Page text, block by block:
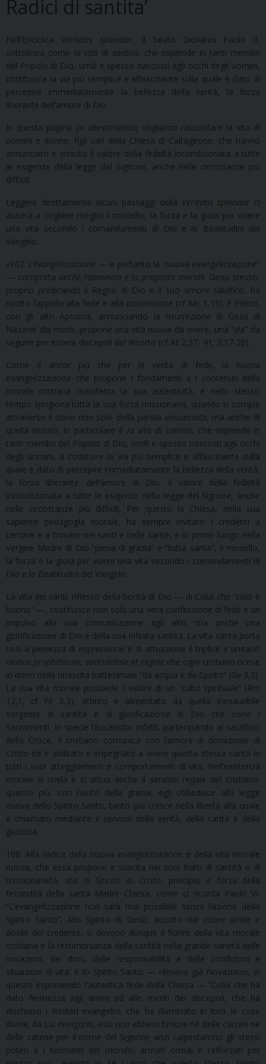
Radici di santita’
Nell’Enciclica Veritatis splendor , il beato Giovanni Paolo II,
sottolinea come la vita di santità, che risplende in tanti membri
del Popolo di Dio, umili e spesso nascosti agli occhi degli uomini,
costituisca la via più semplice e affascinante sulla quale è dato di
percepire immediatamente la bellezza della verità, la forza
liberante dell’amore di Dio.
In questa pagina (in allestimento) vogliamo raccontare la vita di
uomini e donne, figli cari della Chiesa di Caltagirone, che hanno
annunciato e vissuto il valore della fedeltà incondizionata a tutte
le esigenze della legge del Signore, anche nelle circostanze più
difficili.
Leggere direttamente alcuni passaggi della Veritatis splendor ci
aiuterà a cogliere meglio il modello, la forza e la gioia per vivere
una vita secondo i comandamenti di Dio e le Beatitudini del
Vangelo.
«107. L’evangelizzazione — e pertanto la “nuova evangelizzazione”
— comporta anche l’annuncio e la proposta morale . Gesù stesso,
proprio predicando il Regno di Dio e il suo amore salvifico, ha
rivolto l’appello alla fede e alla conversione (cf Mc 1,15). E Pietro,
con gli altri Apostoli, annunciando la risurrezione di Gesù di
Nazaret dai morti, propone una vita nuova da vivere, una “via” da
seguire per essere discepoli del Risorto (cf At 2,37- 41; 3,17-20).
Come e ancor più che per le verità di fede, la nuova
evangelizzazione che propone i fondamenti e i contenuti della
morale cristiana manifesta la sua autenticità, e nello stesso
tempo sprigiona tutta la sua forza missionaria, quando si compie
attraverso il dono non solo della parola annunciata, ma anche di
quella vissuta . In particolare è la vita di santità, che risplende in
tanti membri del Popolo di Dio, umili e spesso nascosti agli occhi
degli uomini, a costituire la via più semplice e affascinante sulla
quale è dato di percepire immediatamente la bellezza della verità,
la forza liberante dell’amore di Dio, il valore della fedeltà
incondizionata a tutte le esigenze della legge del Signore, anche
nelle circostanze più difficili. Per questo la Chiesa, nella sua
sapiente pedagogia morale, ha sempre invitato i credenti a
cercare e a trovare nei santi e nelle sante, e in primo luogo nella
Vergine Madre di Dio “piena di grazia” e “tutta santa”, il modello,
la forza e la gioia per vivere una vita secondo i comandamenti di
Dio e le Beatitudini del Vangelo.
La vita dei santi, riflesso della bontà di Dio — di Colui che “solo è
buono” —, costituisce non solo una vera confessione di fede e un
impulso alla sua comunicazione agli altri, ma anche una
glorificazione di Dio e della sua infinita santità. La vita santa porta
così a pienezza di espressione e di attuazione il triplice e unitario
munus propheticum, sacerdotale et regale che ogni cristiano riceve
in dono nella rinascita battesimale “da acqua e da Spirito” (Gv 3,5).
La sua vita morale possiede il valore di un “culto spirituale” (Rm
12,1; cf Fil 3,3), attinto e alimentato da quella inesauribile
sorgente di santità e di glorificazione di Dio che sono i
Sacramenti, in specie l’Eucaristia: infatti, partecipando al sacrificio
della Croce, il cristiano comunica con l’amore di donazione di
Cristo ed è abilitato e impegnato a vivere questa stessa carità in
tutti i suoi atteggiamenti e comportamenti di vita. Nell’esistenza
morale si rivela e si attua anche il servizio regale del cristiano:
quanto più, con l’aiuto della grazia, egli obbedisce alla legge
nuova dello Spirito Santo, tanto più cresce nella libertà alla quale
è chiamato mediante il servizio della verità, della carità e della
giustizia.
108. Alla radice della nuova evangelizzazione e della vita morale
nuova, che essa propone e suscita nei suoi frutti di santità e di
missionarietà, sta lo Spirito di Cristo, principio e forza della
fecondità della santa Madre Chiesa, come ci ricorda Paolo VI:
“L’evangelizzazione non sarà mai possibile senza l’azione dello
Spirito Santo”. Allo Spirito di Gesù, accolto dal cuore umile e
docile del credente, si devono dunque il fiorire della vita morale
cristiana e la testimonianza della santità nella grande varietà delle
vocazioni, dei doni, delle responsabilità e delle condizioni e
situazioni di vita: è lo Spirito Santo — rilevava già Novaziano, in
questo esprimendo l’autentica fede della Chiesa — “Colui che ha
dato fermezza agli animi ed alle menti dei discepoli, che ha
dischiuso i misteri evangelici, che ha illuminato in loro le cose
divine; da Lui rinvigoriti, essi non ebbero timore né delle carceri né
delle catene per il nome del Signore; anzi calpestarono gli stessi
poteri e i tormenti del mondo, armati ormai e rafforzati per